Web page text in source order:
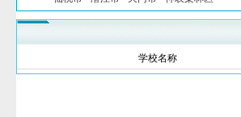
学校名称